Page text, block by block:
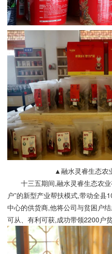
▲融水灵睿生态农
十三五期间,融水灵睿生态农
户”的新型产业帮扶模式,带动全
中心的供货商,他将公司与贫困户
可从、有利可获,成功带领2200户